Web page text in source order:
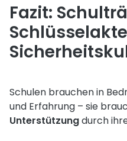
Fazit:
Schulen brauchen in
und Erfahrung – sie
Unterstützungdurch